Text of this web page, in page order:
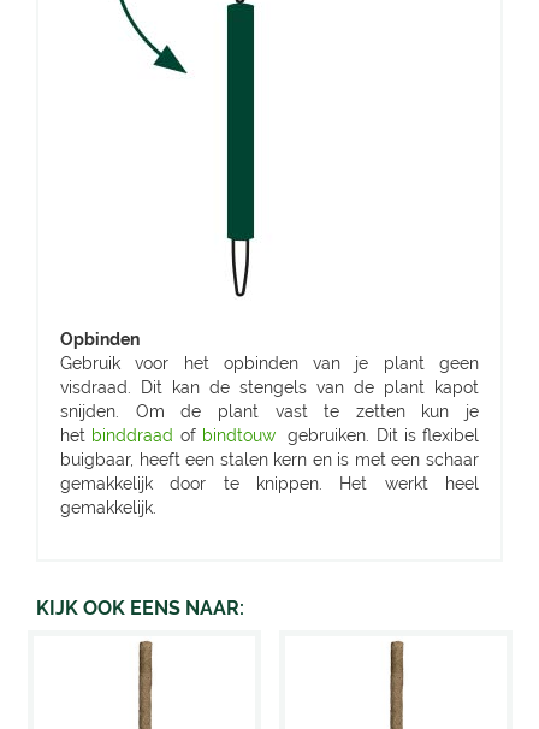
Opbinden
Gebruik voor het opbinden van je plant geen
visdraad. Dit kan de stengels van de plant kapot
snijden. Om de plant vast te zetten kun je
het binddraad of bindtouw
gebruiken. Dit is flexibel
buigbaar, heeft een stalen kern en is met een schaar
gemakkelijk door te knippen. Het werkt heel
gemakkelijk.
KIJK OOK EENS NAAR: